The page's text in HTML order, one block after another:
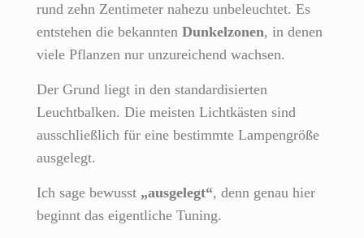
rund zehn Zentimeter nahezu unbeleuchtet. Es
entstehen die bekannten Dunkelzonen, in denen
viele Pflanzen nur unzureichend wachsen.
Der Grund liegt in den standardisierten
Leuchtbalken. Die meisten Lichtkästen sind
ausschließlich für eine bestimmte Lampengröße
ausgelegt.
Ich sage bewusst „ausgelegt“, denn genau hier
beginnt das eigentliche Tuning.